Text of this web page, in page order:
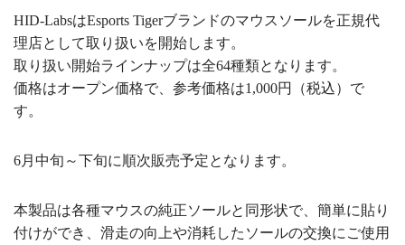
HID-LabsはEsports Tigerブランドのマウスソールを正規代
理店として取り扱いを開始します。
取り扱い開始ラインナップは全64種類となります。
価格はオープン価格で、参考価格は1,000円（税込）で
す。
6月中旬～下旬に順次販売予定となります。
本製品は各種マウスの純正ソールと同形状で、簡単に貼り
付けができ、滑走の向上や消耗したソールの交換にご使用